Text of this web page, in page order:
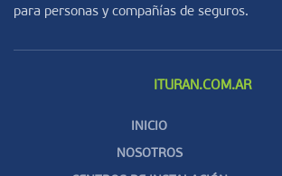
para personas y compañías de seguros.
ITURAN.COM.AR
INICIO
NOSOTROS